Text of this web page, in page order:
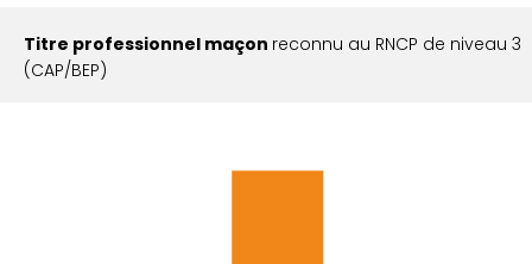
Titre professionnel maçon reconnu au RNCP de niveau 3
(CAP/BEP)